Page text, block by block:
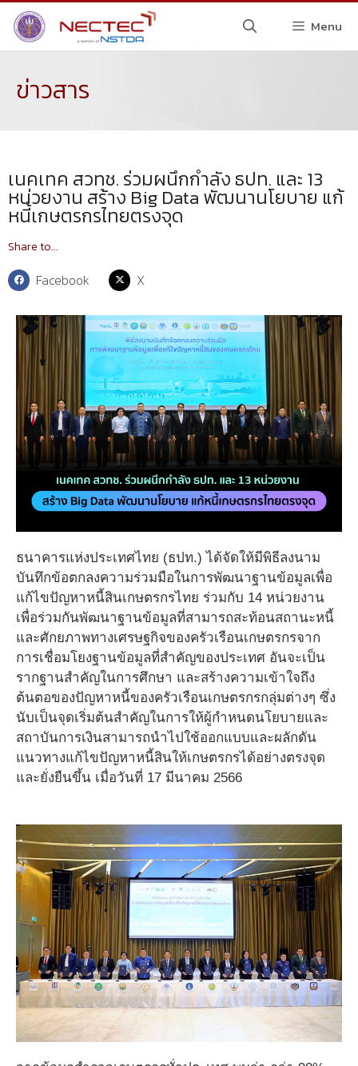
Menu
ข่าวสาร
เนคเทค สวทช. ร่วมผนึกกำลัง ธปท. และ 13
หน่วยงาน สร้าง Big Data พัฒนานโยบาย แก้
หนี้เกษตรกรไทยตรงจุด
Share to...
Facebook X
ธนาคารแห่งประเทศไทย (ธปท.) ได้จัดให้มีพิธีลงนาม
บันทึกข้อตกลงความร่วมมือในการพัฒนาฐานข้อมูลเพื่อ
แก้ไขปัญหาหนี้สินเกษตรกรไทย ร่วมกับ 14 หน่วยงาน
เพื่อร่วมกันพัฒนาฐานข้อมูลที่สามารถสะท้อนสถานะหนี้
และศักยภาพทางเศรษฐกิจของครัวเรือนเกษตรกรจาก
การเชื่อมโยงฐานข้อมูลที่สำคัญของประเทศ อันจะเป็น
รากฐานสำคัญในการศึกษา และสร้างความเข้าใจถึง
ต้นตอของปัญหาหนี้ของครัวเรือนเกษตรกรกลุ่มต่างๆ ซึ่ง
นับเป็นจุดเริ่มต้นสำคัญในการให้ผู้กำหนดนโยบายและ
สถาบันการเงินสามารถนำไปใช้ออกแบบและผลักดัน
แนวทางแก้ไขปัญหาหนี้สินให้เกษตรกรได้อย่างตรงจุด
และยั่งยืนขึ้น เมื่อวันที่ 17 มีนาคม 2566